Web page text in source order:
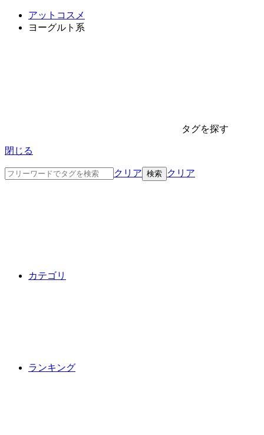
アットコスメ
ヨーグルト系
タグを探す
閉じる
クリア クリア
カテゴリ
ランキング